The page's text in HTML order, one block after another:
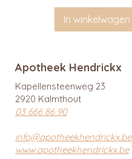
In winkelwagen
Apotheek Hendrickx
Kapellensteenweg 23
2920 Kalmthout
03 666 86 90
info@apotheekhendrickx.be
www.apotheekhendrickx.be